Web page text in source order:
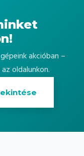
akcióban –
oldalunkon.